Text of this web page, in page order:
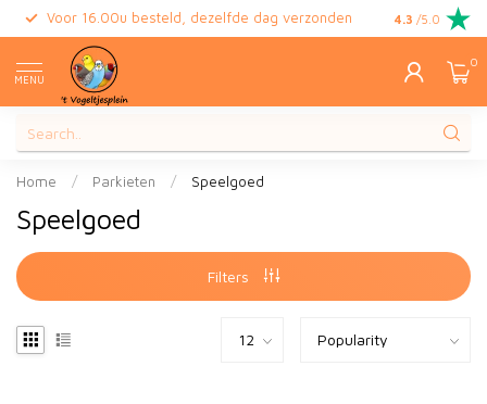
Voor 16.00u besteld, dezelfde dag verzonden Gratis
4.3 /5.0
MENU
0
Home / Parkieten / Speelgoed
Speelgoed
Filters